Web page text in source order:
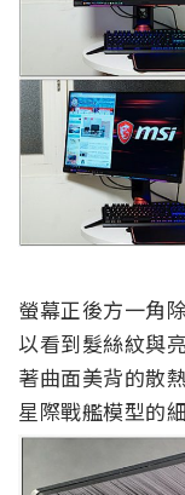
螢幕正後方一角
以看到髮絲紋與
著曲面美背的散
星際戰艦模型的